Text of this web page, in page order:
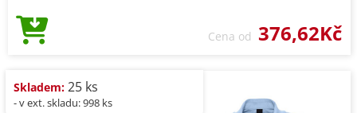
Cena od 376,62Kč
Skladem: 25 ks
- v ext. skladu: 998 ks